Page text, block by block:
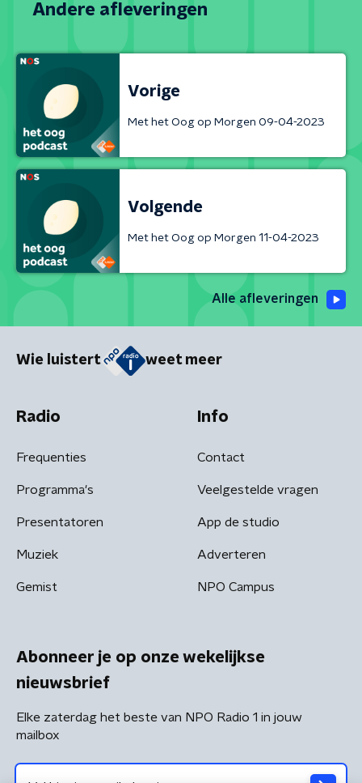
Andere afleveringen
Vorige
Met het Oog op Morgen 09-04-2023
Volgende
Met het Oog op Morgen 11-04-2023
Alle afleveringen
Wie luistert weet meer
Radio
Frequenties
Programma's
Presentatoren
Muziek
Gemist
Info
Contact
Veelgestelde vragen
App de studio
Adverteren
NPO Campus
Abonneer je op onze wekelijkse
nieuwsbrief
Elke zaterdag het beste van NPO Radio 1 in jouw
mailbox